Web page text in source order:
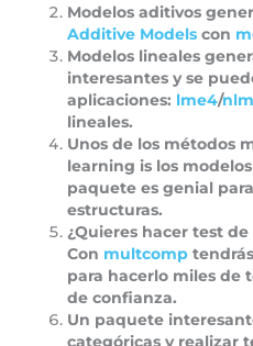
Modelos aditivos
Additive Models con
Modelos lineales
interesantes y se
aplicaciones: lme4/
lineales.
Unos de los métodos
learning is los
paquete es genial
estructuras.
¿Quieres hacer test
Con multcomp
para hacerlo miles de
de confianza.
Un paquete
categóricas y realizar